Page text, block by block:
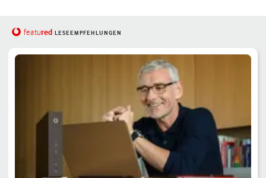
featured LESEEMPFEHLUNGEN